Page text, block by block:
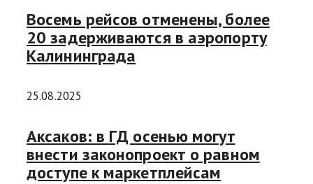
Восемь рейсов отменены, более
20 задерживаются в аэропорту
Калининграда
25.08.2025
Аксаков: в ГД осенью могут
внести законопроект о равном
доступе к маркетплейсам